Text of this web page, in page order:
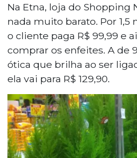
Na Etna, loja do Shopping
nada muito barato. Por 1,5
o cliente paga R$ 99,99 e
comprar os enfeites. A de
ótica que brilha ao ser
ela vai para R$ 129,90.